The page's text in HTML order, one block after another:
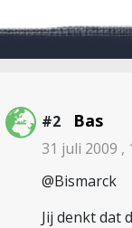
#2 Bas
31 juli 2009 ,
@Bismarck
Jij denkt dat